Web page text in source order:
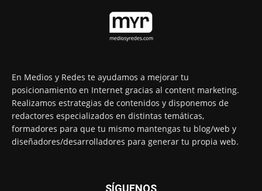
En Medios y Redes te ayudamos a mejorar tu
posicionamiento en Internet gracias al content marketing.
Realizamos estrategias de contenidos y disponemos de
redactores especializados en distintas temáticas,
formadores para que tu mismo mantengas tu blog/web y
diseñadores/desarrolladores para generar tu propia web.
SÍGUENOS